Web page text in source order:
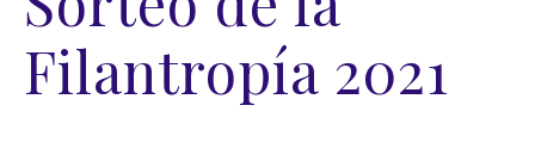
Filantropía 2021